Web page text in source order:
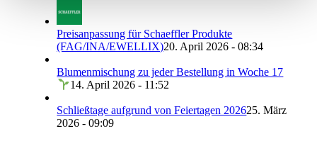
Preisanpassung für Schaeffler Produkte
(FAG/INA/EWELLIX)20. April 2026 - 08:34
Blumenmischung zu jeder Bestellung in Woche 17
14. April 2026 - 11:52
Schließtage aufgrund von Feiertagen 202625. März
2026 - 09:09